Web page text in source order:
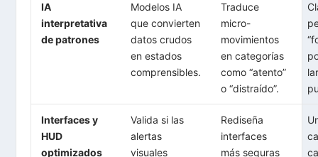
IA
interpretativa
de patrones
Modelos IA
que convierten
datos crudos
en estados
comprensibles.
Traduce
micro-
movimientos
en categorías
como “atento”
o “distraído”.
Interfaces y
HUD
optimizados
Valida si las
alertas
visuales
Rediseña
interfaces
más seguras